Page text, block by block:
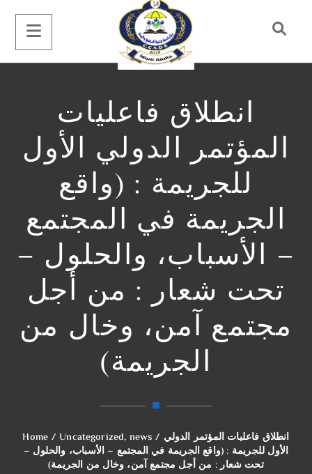
انطلاق فاعليات
المؤتمر الدولي الأول
للجريمة : (واقع
الجريمة في المجتمع
– الأسباب، والحلول –
تحت شعار : من أجل
مجتمع آمن، وخال من
الجريمة)
Home / Uncategorized, news / انطلاق فاعليات المؤتمر الدولي
الأول للجريمة : (واقع الجريمة في المجتمع – الأسباب، والحلول –
تحت شعار : من أجل مجتمع آمن، وخال من الجريمة)